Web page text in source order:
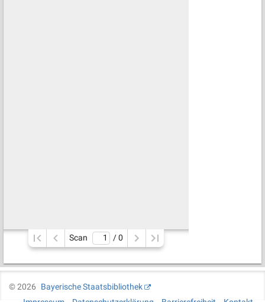
Scan / 0
©2026
Bayerische Staatsbibliothek